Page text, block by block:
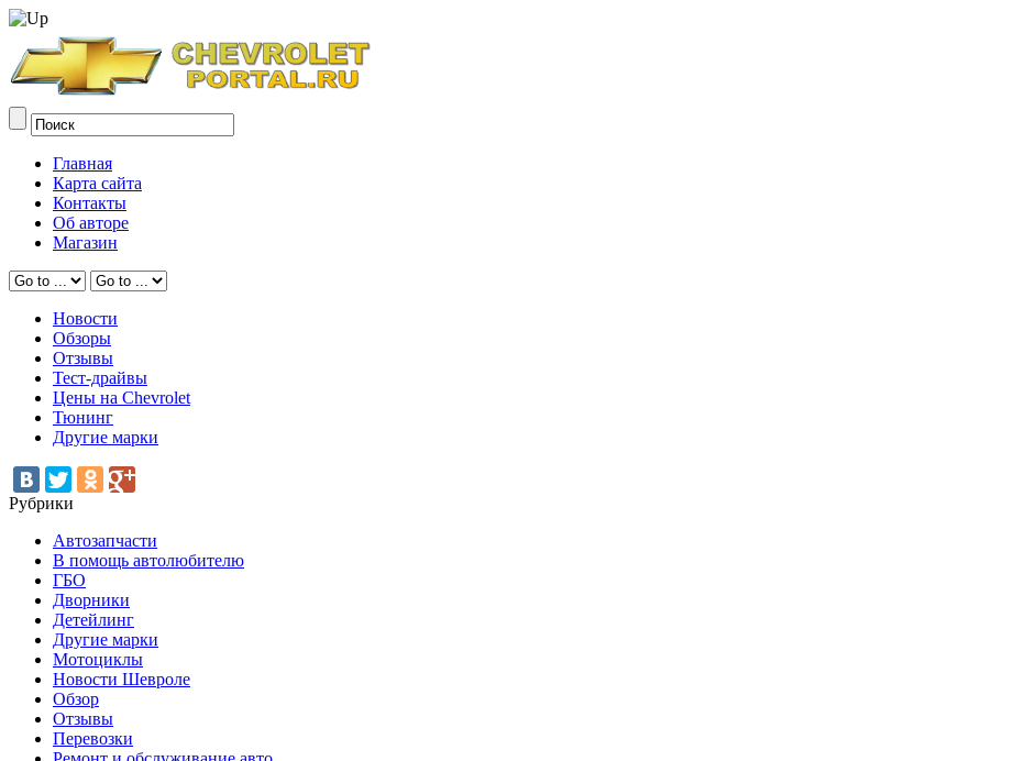
Главная
Карта сайта
Контакты
Об авторе
Магазин
Новости
Обзоры
Отзывы
Тест-драйвы
Цены на Chevrolet
Тюнинг
Другие марки
Рубрики
Автозапчасти
В помощь автолюбителю
ГБО
Дворники
Детейлинг
Другие марки
Мотоциклы
Новости Шевроле
Обзор
Отзывы
Перевозки